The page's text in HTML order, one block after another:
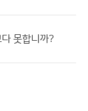
못합니까?